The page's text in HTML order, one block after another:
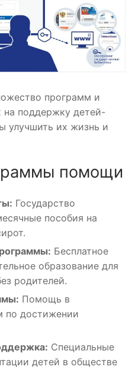
программ и
на поддержку детей-
улучшить их жизнь и
помощи
Государство
пособия на
Бесплатное
образование для
родителей.
Помощь в
по достижении
Специальные
детей в обществе